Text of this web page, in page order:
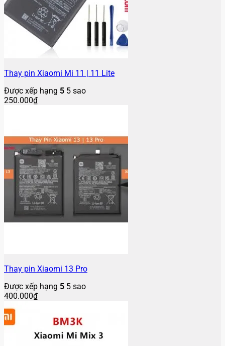
Thay pin Xiaomi Mi 11 | 11 Lite
Được xếp hạng 5 5 sao
250.000₫
Thay pin Xiaomi 13 Pro
Được xếp hạng 5 5 sao
400.000₫